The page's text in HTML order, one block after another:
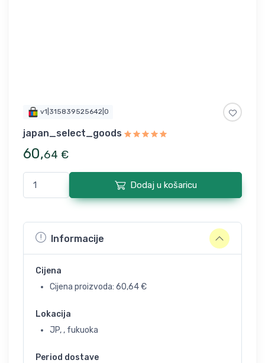
v1|315839525642|0
japan_select_goods
60,64 €
Dodaj u košaricu
Informacije
Cijena
Cijena proizvoda: 60,64€
Lokacija
JP, , fukuoka
Period dostave